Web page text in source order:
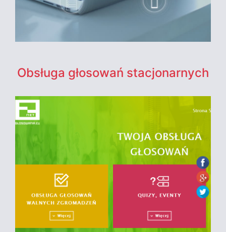
Obsługa głosowań stacjonarnych